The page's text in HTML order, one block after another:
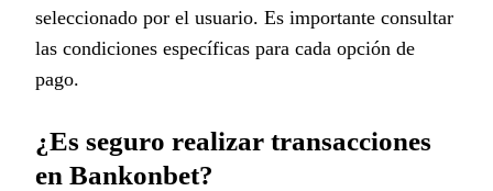
seleccionado por el usuario. Es importante consultar
las condiciones específicas para cada opción de
pago.
¿Es seguro realizar transacciones
en Bankonbet?